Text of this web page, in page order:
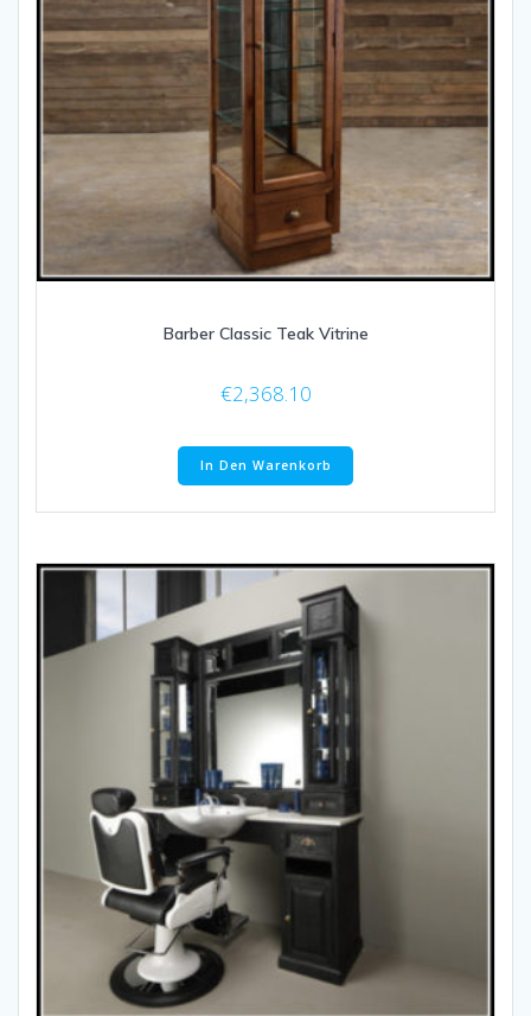
Barber Classic Teak Vitrine
€2,368.10
In Den Warenkorb